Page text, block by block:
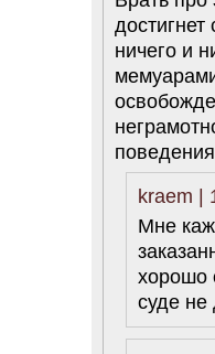
ничего и
kraem |
Мне
хорошо
суде не